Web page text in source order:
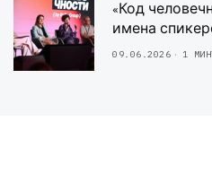
«Код
имена
09.06.2026 1